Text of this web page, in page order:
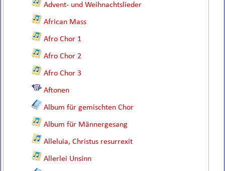
Advent- und Weihnachtslieder
African Mass
Afro Chor 1
Afro Chor 2
Afro Chor 3
Aftonen
Album für gemischten Chor
Album für Männergesang
Alleluia, Christus resurrexit
Allerlei Unsinn